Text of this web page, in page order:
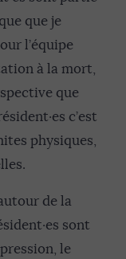
que je
l’équipe
à la mort,
que
c’est
physiques,
de la
sont
le